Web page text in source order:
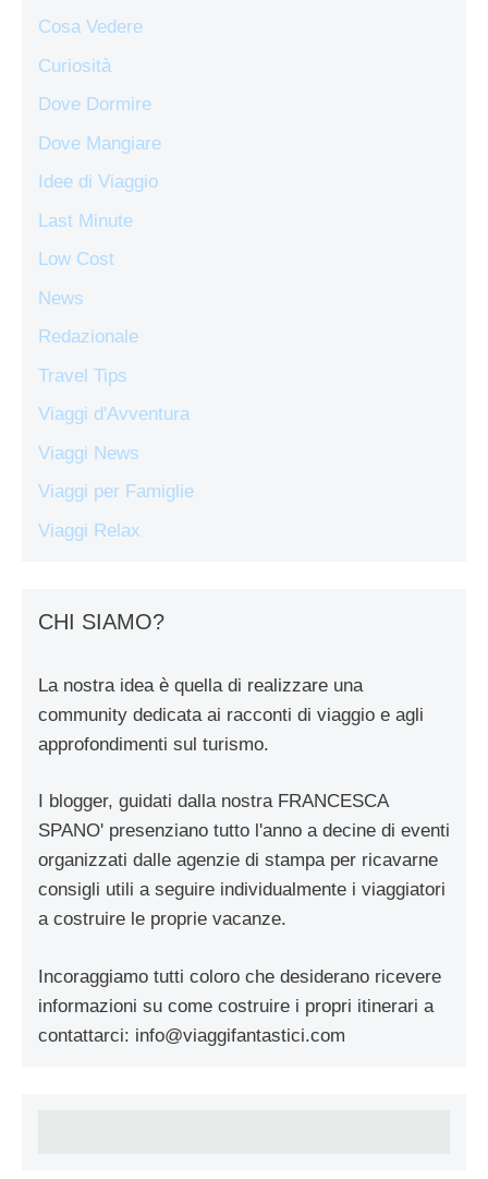
Cosa Vedere
Curiosità
Dove Dormire
Dove Mangiare
Idee di Viaggio
Last Minute
Low Cost
News
Redazionale
Travel Tips
Viaggi d'Avventura
Viaggi News
Viaggi per Famiglie
Viaggi Relax
CHI SIAMO?
La nostra idea è quella di realizzare una
community dedicata ai racconti di viaggio e agli
approfondimenti sul turismo.
I blogger, guidati dalla nostra FRANCESCA
SPANO' presenziano tutto l'anno a decine di eventi
organizzati dalle agenzie di stampa per ricavarne
consigli utili a seguire individualmente i viaggiatori
a costruire le proprie vacanze.
Incoraggiamo tutti coloro che desiderano ricevere
informazioni su come costruire i propri itinerari a
contattarci: info@viaggifantastici.com